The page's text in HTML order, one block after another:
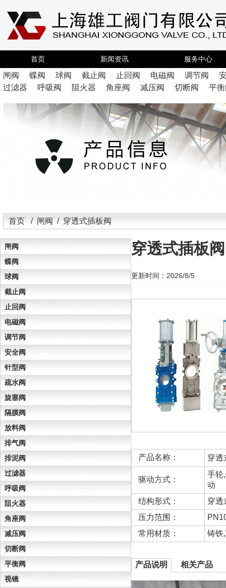
首页 新闻资讯 服务中心
闸阀 蝶阀 球阀 截止阀 止回阀 电磁阀 调节阀
过滤器
呼吸阀 阻火器 角座阀 减压阀 切断阀 平
首页 / 闸阀 / 穿透式插板阀
闸阀
蝶阀
球阀
截止阀
止回阀
电磁阀
调节阀
安全阀
针型阀
疏水阀
旋塞阀
隔膜阀
放料阀
排气阀
排泥阀
过滤器
呼吸阀
阻火器
角座阀
减压阀
切断阀
平衡阀
视镜
穿透式插板阀
更新时间：2026/8/5
产品名称： 穿透
驱动方式：
手轮
动
结构形式：
穿透
压力范围：
常用材质：
铸铁
产品说明 相关产品